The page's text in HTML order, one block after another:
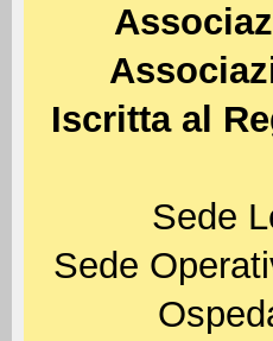
Iscritta al
Sede
Sede